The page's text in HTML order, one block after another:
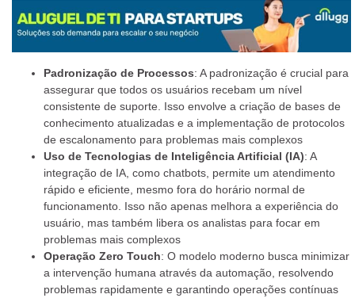
Padronização de Processos: A padronização é crucial para
assegurar que todos os usuários recebam um nível
consistente de suporte. Isso envolve a criação de bases de
conhecimento atualizadas e a implementação de protocolos
de escalonamento para problemas mais complexos
Uso de Tecnologias de Inteligência Artificial (IA): A
integração de IA, como chatbots, permite um atendimento
rápido e eficiente, mesmo fora do horário normal de
funcionamento. Isso não apenas melhora a experiência do
usuário, mas também libera os analistas para focar em
problemas mais complexos
Operação Zero Touch: O modelo moderno busca minimizar
a intervenção humana através da automação, resolvendo
problemas rapidamente e garantindo operações contínuas